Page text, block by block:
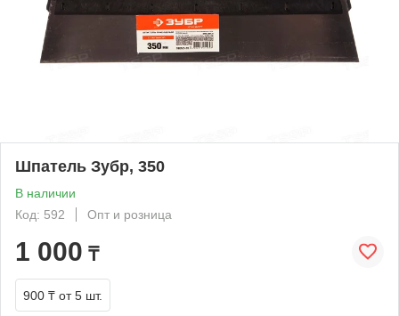
Шпатель Зубр, 350
В наличии
Код: 592
Опт и розница
1 000 ₸
900 ₸ от 5 шт.